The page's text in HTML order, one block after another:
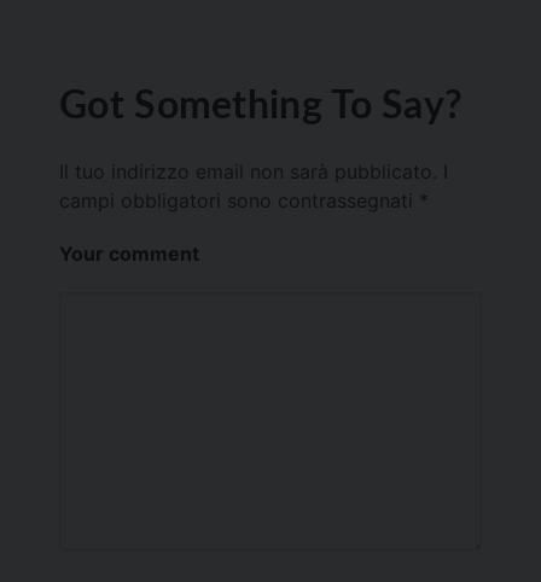
Got Something To Say?
Il tuo indirizzo email non sarà pubblicato.
campi obbligatori sono contrassegnati *
Your comment